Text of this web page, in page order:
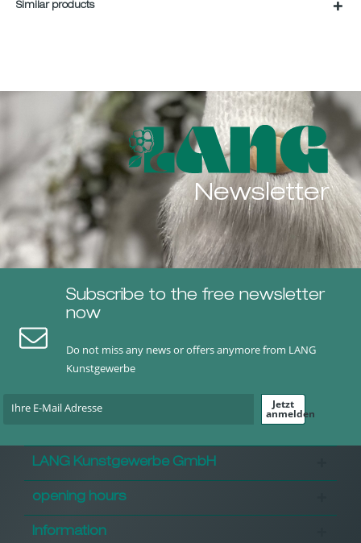
Similar products
Newsletter
Subscribe to the free newsletter
now
Do not miss any news or offers anymore from LANG
Kunstgewerbe
Jetzt
anmelden
LANG Kunstgewerbe GmbH
opening hours
Information